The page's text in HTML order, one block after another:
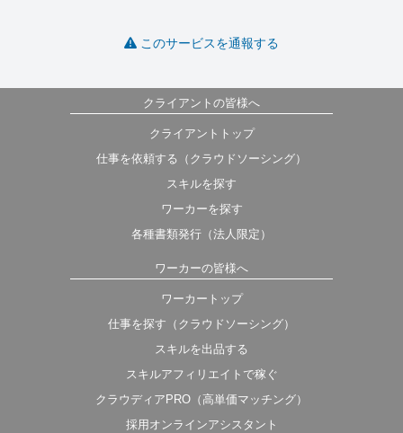
このサービスを通報する
クライアントの皆様へ
クライアントトップ
仕事を依頼する（クラウドソーシング）
スキルを探す
ワーカーを探す
各種書類発行（法人限定）
ワーカーの皆様へ
ワーカートップ
仕事を探す（クラウドソーシング）
スキルを出品する
スキルアフィリエイトで稼ぐ
クラウディアPRO（高単価マッチング）
採用オンラインアシスタント